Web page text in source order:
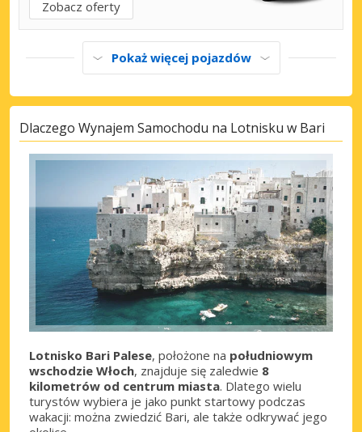
Zobacz oferty
Pokaż więcej pojazdów
Dlaczego Wynajem Samochodu na Lotnisku w Bari
Lotnisko Bari Palese, położone na południowym
wschodzie Włoch, znajduje się zaledwie 8
kilometrów od centrum miasta. Dlatego wielu
turystów wybiera je jako punkt startowy podczas
wakacji: można zwiedzić Bari, ale także odkrywać jego